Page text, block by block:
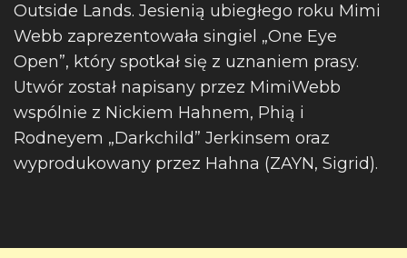
Outside Lands. Jesienią ubiegłego roku Mimi
Webb zaprezentowała singiel „One Eye
Open”, który spotkał się z uznaniem prasy.
Utwór został napisany przez MimiWebb
wspólnie z Nickiem Hahnem, Phią i
Rodneyem „Darkchild” Jerkinsem oraz
wyprodukowany przez Hahna (ZAYN, Sigrid).